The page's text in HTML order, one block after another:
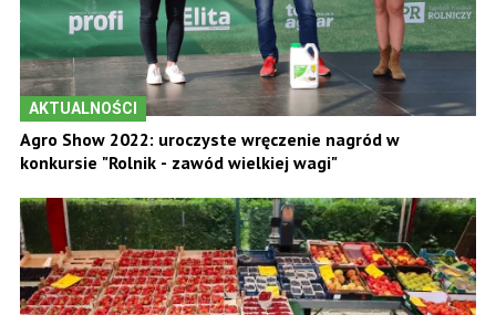
AKTUALNOŚCI
Agro Show 2022: uroczyste wręczenie nagród w
konkursie "Rolnik - zawód wielkiej wagi"